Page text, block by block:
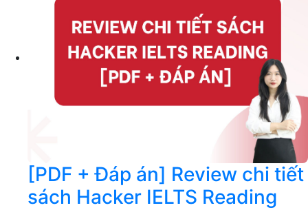
[PDF + Đáp án] Review chi tiết
sách Hacker IELTS Reading